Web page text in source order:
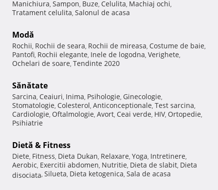
Manichiura, Sampon, Buze, Celulita, Machiaj ochi,
Tratament celulita, Salonul de acasa
Modă
Rochii, Rochii de seara, Rochii de mireasa, Costume de baie,
Pantofi, Rochii elegante, Inele de logodna, Verighete,
Ochelari de soare, Tendinte 2020
Sănătate
Sarcina, Ceaiuri, Inima, Psihologie, Ginecologie,
Stomatologie, Colesterol, Anticonceptionale, Test sarcina,
Cardiologie, Oftalmologie, Avort, Ceai verde, HIV, Ortopedie,
Psihiatrie
Dietă & Fitness
Diete, Fitness, Dieta Dukan, Relaxare, Yoga, Intretinere,
Aerobic, Exercitii abdomen, Nutritie, Dieta de slabit, Dieta
disociata, Silueta, Dieta ketogenica, Sala de acasa